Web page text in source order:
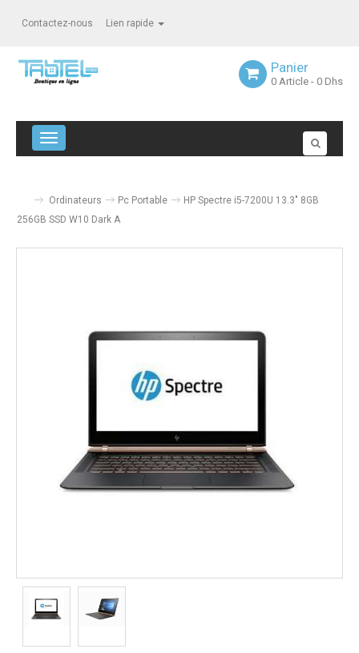
Contactez-nous Lien rapide
Panier
0 Article - 0 Dhs
Navigation bascule
Ordinateurs Pc Portable
HP Spectre i5-7200U 13.3" 8GB
256GB SSD W10 Dark A